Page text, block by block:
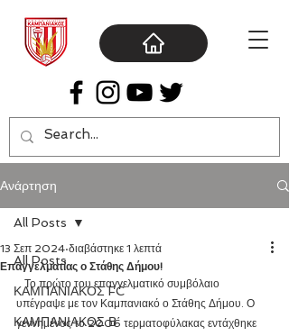
Ανάρτηση
All Posts
ΚΑΜΠΑΝΙΑΚΟΣ FC
ΚΑΜΠΑΝΙΑΚΟΣ Β΄
All Posts
Επαγγελματίας ο Στάθης Δήμου!
13 Σεπ 2024 διαβάστηκε 1 λεπτά
   Το πρώτο του επαγγελματικό συμβόλαιο
υπέγραψε με τον Καμπανιακό ο Στάθης Δήμου. Ο
γεννημένος το 2006 τερματοφύλακας εντάχθηκε